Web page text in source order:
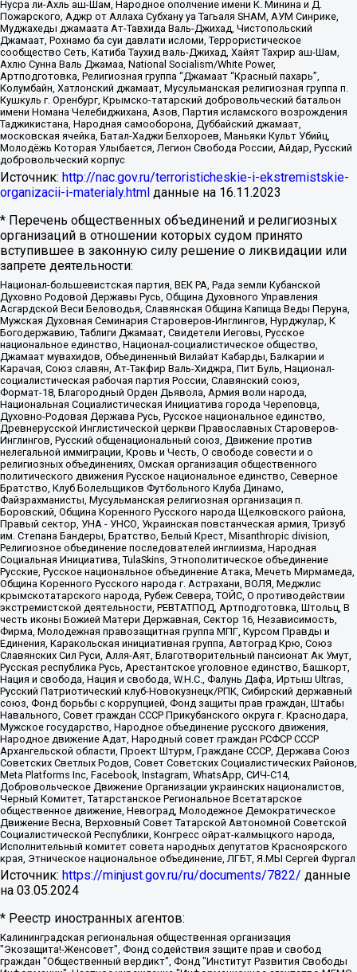
Нусра ли-Ахль аш-Шам, Народное ополчение имени К. Минина и Д.
Пожарского, Аджр от Аллаха Субхану уа Тагьаля SHAM, АУМ Синрике,
Муджахеды джамаата Ат-Тавхида Валь-Джихад, Чистопольский
Джамаат, Рохнамо ба суи давлати исломи, Террористическое
сообщество Сеть, Катиба Таухид валь-Джихад, Хайят Тахрир аш-Шам,
Ахлю Сунна Валь Джамаа, National Socialism/White Power,
Артподготовка, Религиозная группа “Джамаат “Красный пахарь”,
Колумбайн, Хатлонский джамаат, Мусульманская религиозная группа п.
Кушкуль г. Оренбург, Крымско-татарский добровольческий батальон
имени Номана Челебиджихана, Азов, Партия исламского возрождения
Таджикистана, Народная самооборона, Дуббайский джамаат,
московская ячейка, Батал-Хаджи Белхороев, Маньяки Культ Убийц,
Молодёжь Которая Улыбается, Легион Свобода России, Айдар, Русский
добровольческий корпус
Источник: http://nac.gov.ru/terroristicheskie-i-ekstremistskie-
organizacii-i-materialy.html данные на 16.11.2023
* Перечень общественных объединений и религиозных
организаций в отношении которых судом принято
вступившее в законную силу решение о ликвидации или
запрете деятельности:
Национал-большевистская партия, ВЕК РА, Рада земли Кубанской
Духовно Родовой Державы Русь, Община Духовного Управления
Асгардской Веси Беловодья, Славянская Община Капища Веды Перуна,
Мужская Духовная Семинария Староверов-Инглингов, Нурджулар, К
Богодержавию, Таблиги Джамаат, Свидетели Иеговы, Русское
национальное единство, Национал-социалистическое общество,
Джамаат мувахидов, Объединенный Вилайат Кабарды, Балкарии и
Карачая, Союз славян, Ат-Такфир Валь-Хиджра, Пит Буль, Национал-
социалистическая рабочая партия России, Славянский союз,
Формат-18, Благородный Орден Дьявола, Армия воли народа,
Национальная Социалистическая Инициатива города Череповца,
Духовно-Родовая Держава Русь, Русское национальное единство,
Древнерусской Инглистической церкви Православных Староверов-
Инглингов, Русский общенациональный союз, Движение против
нелегальной иммиграции, Кровь и Честь, О свободе совести и о
религиозных объединениях, Омская организация общественного
политического движения Русское национальное единство, Северное
Братство, Клуб Болельщиков Футбольного Клуба Динамо,
Файзрахманисты, Мусульманская религиозная организация п.
Боровский, Община Коренного Русского народа Щелковского района,
Правый сектор, УНА - УНСО, Украинская повстанческая армия, Тризуб
им. Степана Бандеры, Братство, Белый Крест, Misanthropic division,
Религиозное объединение последователей инглиизма, Народная
Социальная Инициатива, TulaSkins, Этнополитическое объединение
Русские, Русское национальное объединение Атака, Мечеть Мирмамеда,
Община Коренного Русского народа г. Астрахани, ВОЛЯ, Меджлис
крымскотатарского народа, Рубеж Севера, ТОЙС, О противодействии
экстремистской деятельности, РЕВТАТПОД, Артподготовка, Штольц, В
честь иконы Божией Матери Державная, Сектор 16, Независимость,
Фирма, Молодежная правозащитная группа МПГ, Курсом Правды и
Единения, Каракольская инициативная группа, Автоград Крю, Союз
Славянских Сил Руси, Алля-Аят, Благотворительный пансионат Ак Умут,
Русская республика Русь, Арестантское уголовное единство, Башкорт,
Нация и свобода, Нация и свобода, W.H.С., Фалунь Дафа, Иртыш Ultras,
Русский Патриотический клуб-Новокузнецк/РПК, Сибирский державный
союз, Фонд борьбы с коррупцией, Фонд защиты прав граждан, Штабы
Навального, Совет граждан СССР Прикубанского округа г. Краснодара,
Мужское государство, Народное объединение русского движения,
Народное движение Адат, Народный совет граждан РСФСР СССР
Архангельской области, Проект Штурм, Граждане СССР, Держава Союз
Советских Светлых Родов, Совет Советских Социалистических Районов,
Meta Platforms Inc, Facebook, Instagram, WhatsApp, СИЧ-С14,
Добровольческое Движение Организации украинских националистов,
Черный Комитет, Татарстанское Региональное Всетатарское
общественное движение, Невоград, Молодежное Демократическое
Движение Весна, Верховный Совет Татарской Автономной Советской
Социалистической Республики, Конгресс ойрат-калмыцкого народа,
Исполнительный комитет совета народных депутатов Красноярского
края, Этническое национальное объединение, ЛГБТ, Я.МЫ Сергей Фургал
Источник: https://minjust.gov.ru/ru/documents/7822/ данные
на 03.05.2024
* Реестр иностранных агентов:
Калининградская региональная общественная организация "Экозащита!-Женсовет", Фонд содействия защите прав и свобод граждан "Общественный вердикт", Фонд "Институт Развития Свободы Информации", Частное учреждение "Информационное агентство МЕМО. РУ", Региональная общественная организация "Общественная комиссия по сохранению наследия академика Сахарова", Фонд поддержки свободы прессы, Санкт-Петербургская общественная правозащитная организация "Гражданский контроль", Межрегиональная общественная организация "Информационно-просветительский центр "Мемориал", Региональный Фонд "Центр Защиты Прав Средств Массовой Информации", с 05.12.2023 Фонд "Центр Защиты Прав Средств массовой информации", Региональная общественная благотворительная организация помощи беженцам и мигрантам "Гражданское содействие", Негосударственное образовательное учреждение дополнительного профессионального образования (повышение квалификации) специалистов "АКАДЕМИЯ ПО ПРАВАМ ЧЕЛОВЕКА", Свердловская региональная общественная организация "Сутяжник", Автономная некоммерческая организация "Центр независимых социологических исследований", Союз общественных объединений "Российский исследовательский центр по правам человека", Региональное общественное учреждение научно-информационный центр "МЕМОРИАЛ", Некоммерческая организация "Фонд защиты гласности", Автономная некоммерческая организация "Институт прав человека", Городская общественная организация "Екатеринбургское общество "МЕМОРИАЛ", Городская общественная организация "Рязанское историко-просветительское и правозащитное общество "Мемориал" (Рязанский Мемориал), Челябинский региональный орган общественной самодеятельности – женское общественное объединение "Женщины Евразии", Челябинский региональный орган общественной самодеятельности "Уральская правозащитная группа", Фонд содействия защите здоровья и социальной справедливости имени Андрея Рылькова, Автономная Некоммерческая Организация "Аналитический Центр Юрия Левады", Автономная некоммерческая организация социальной поддержки населения "Проект Апрель", Региональная общественная организация помощи женщинам и детям, находящимся в кризисной ситуации "Информационно-методический центр "Анна", Фонд содействия развитию массовых коммуникаций и правовому просвещению "Так-так-Так", Фонд содействия устойчивому развитию "Серебряная тайга", Свердловский региональный общественный фонд социальных проектов "Новое время", "Idel.Реалии", Кавказ.Реалии, Крым.Реалии, Телеканал Настоящее Время, Татаро-башкирская служба Радио Свобода (Azatliq Radiosi), Радио Свободная Европа/Радио Свобода (PCE/PC), "Сибирь.Реалии", "Фактограф", Благотворительный фонд помощи осужденным и их семьям, Автономная некоммерческая организация "Институт глобализации и социальных движений", Фонд "В защиту прав заключенных", Частное учреждение "Центр поддержки и содействия развитию средств массовой информации", Пензенский региональный общественный благотворительный фонд "Гражданский союз", "Север.Реалии", Некоммерческая организация Фонд "Правовая инициатива", Общество с ограниченной ответственностью "Радио Свободная Европа/Радио Свобода", Чешское информационное агентство "MEDIUM-ORIENT", Красноярская региональная общественная организация "Мы против СПИДа", Камалягин Денис Николаевич, Маркелов Сергей Евгеньевич, Пономарев Лев Александрович, Савицкая Людмила Алексеевна, Автономная некоммерческая организация "Центр по работе с проблемой насилия "НАСИЛИЮ.НЕТ", Межрегиональный профессиональный союз работников здравоохранения "Альянс врачей", Юридическое лицо, зарегистрированное в Латвийской Республике, SIA "Medusa Project" (регистрационный номер 40103797863, дата регистрации 10.06.2014), Некоммерческая организация "Фонд по борьбе с коррупцией", Автономная некоммерческая организация "Институт права и публичной политики", Баданин Роман Сергеевич, Гликин Максим Александрович, Железнова Мария Михайловна, Лукьянова Юлия Сергеевна, Маетная Елизавета Витальевна, Маняхин Петр Борисович, Чуракова Ольга Владимировна, Ярош Юлия Петровна, Юридическое лицо "The Insider SIA", зарегистрированное в Риге, Латвийская Республика (дата регистрации 26.06.2015), являющееся администратором доменного имени интернет-издания "The Insider SIA", https://theins.ru, Постернак Алексей Евгеньевич, Рубин Михаил Аркадьевич, Анин Роман Александрович, Юридическое лицо Istories fonds, зарегистрированное в Латвийской Республике (регистрационный номер 50008295751, дата регистрации 24.02.2020), Великовский Дмитрий Александрович, Долинина Ирина Николаевна, Мароховская Алеся Алексеевна, Шлейнов Роман Юрьевич, Шмагун Олеся Валентиновна, Общество с ограниченной ответственностью "Альтаир 2021", Общество с ограниченной ответственностью "Вега 2021", Общество с ограниченной ответственностью "Главный редактор 2021", Общество с ограниченной ответственностью "Ромашки монолит", Важенков Артем Валерьевич, Ивановская областная общественная организация "Центр гендерных исследований", Гурман Юрий Альбертович, Медиапроект "ОВД-Инфо", Егоров Владимир Владимирович, Жилинский Владимир Александрович, Общество с ограниченной ответственностью "ЗП", Иванова София Юрьевна, Карезина Инна Павловна, Кильтау Екатерина Викторовна, Петров Алексей Викторович, Пискунов Сергей Евгеньевич, Смирнов Сергей Сергеевич, Тихонов Михаил Сергеевич, Общество с ограниченной ответственностью "ЖУРНАЛИСТ-ИНОСТРАННЫЙ АГЕНТ", Арапова Галина Юрьевна, Вольтская Татьяна Анатольевна, Американская компания "Mason G.E.S. Anonymous Foundation" (США), являющаяся владельцем интернет-издания https://mnews.world/, Компания "Stichting Bellingcat", зарегистрированная в Нидерландах (дата регистрации 11.07.2018), Захаров Андрей Вячеславович, Клепиковская Екатерина Дмитриевна, Общество с ограниченной ответственностью "МЕМО", Перл Роман Александрович, Симонов Евгений Алексеевич, Соловьева Елена Анатольевна, Сотников Даниил Владимирович, Сурначева Елизавета Дмитриевна, Автономная некоммерческая организация по защите прав человека и информированию населения "Якутия – Наше Мнение", Общество с ограниченной ответственностью "Москоу диджитал медиа", с 26.01.2023 Общество с ограниченной ответственностью "Чайка Белые сады", Ветошкина Валерия Валерьевна, Заговора Максим Александрович, Межрегиональное общественное движение "Российская ЛГБТ - сеть", Оленичев Максим Владимирович, Павлов Иван Юрьевич, Скворцова Елена Сергеевна, Общество с ограниченной ответственностью "Как бы инагент", Кочетков Игорь Викторович, Общество с ограниченной ответственностью "Честные выборы", Еланчик Олег Александрович, Общество с ограниченной ответственностью "Нобелевский призыв", Гималова Регина Эмилевна, Григорьев Андрей Валерьевич, Григорьева Алина Александровна, Ассоциация по содействию защите прав призывников, альтернативнослужащих и военнослужащих "Правозащитная группа "Гражданин.Армия.Право", Хисамова Регина Фаритовна, Автономная некоммерческая организация по реализации социально-правовых программ "Лилит", Дальневосточное общественное движение "Маяк", Санкт-Петербургская ЛГБТ-инициативная группа "Выход", Инициативная группа ЛГБТ+ "Реверс", Алексеев Андрей Викторович, Бекбулатова Таисия Львовна, Беляев Иван Михайлович, Владыкина Елена Сергеевна, Гельман Марат Александрович, Никульшина Вероника Юрьевна, Толоконникова Надежда Андреевна, Шендерович Виктор Анатольевич, Общество с ограниченной ответственностью "Данное сообщение", Общество с ограниченной ответственностью Издательский дом "Новая глава", Айнбиндер Александра Александровна, Московский комьюнити-центр для ЛГБТ+инициатив, Благотворительный фонд развития филантропии, Deutsche Welle (Германия, Kurt-Schumacher-Strasse 3, 53113 Bonn), Борзунова Мария Михайловна, Воробьев Виктор Викторович, Голубева Анна Львовна, Константинова Алла Михайловна, Малкова Ирина Владимировна, Мурадов Мурад Абдулгалимович, Осетинская Елизавета Николаевна, Понасенков Евгений Николаевич, Ганапольский Матвей Юрьевич, Киселев Евгений Алексеевич, Борухович Ирина Григорьевна, Дремин Иван Тимофеевич, Дубровский Дмитрий Викторович, Красноярская региональная общественная организация поддержки и развития альтернативных образовательных технологий и межкультурных коммуникаций "ИНТЕРРА", Маяковская Екатерина Алексеевна, Фейгин Марк Захарович, Филимонов Андрей Викторович, Дзугкоева Регина Николаевна, Доброхотов Роман Александрович, Дудь Юрий Александрович, Елкин Сергей Владимирович, Кругликов Кирилл Игоревич, Сабунаева Мария Леонидовна, Семенов Алексей Владимирович, Шаинян Карен Багратович, Шульман Екатерина Михайловна, Асафьев Артур Валерьевич, Вахштайн Виктор Семенович, Венедиктов Алексей Алексеевич, Лушникова Екатерина Евгеньевна, Волков Леонид Михайлович, Невзоров Александр Глебович, Пархоменко Сергей Борисович, Сироткин Ярослав Николаевич, Кара-Мурза Владимир Владимирович, Баранова Наталья Владимировна, Гозман Леонид Яковлевич, Кагарлицкий Борис Юльевич, Климарев Михаил Валерьевич, Милов Владимир Станиславович, Автономная некоммерческая организация Краснодарский центр современного искусства "Типография", Моргенштерн Алишер Тагирович, Соболь Любовь Эдуардовна, Общество с ограниченной ответственностью "ЛИЗА НОРМ", Каспаров Гарри Кимович, Ходорковский Михаил Борисович, Общество с ограниченной ответственностью "Апрельские тезисы", Данилович Ирина Брониславовна, Кашин Олег Владимирович, Петров Николай Владимирович, Пивоваров Алексей Владимирович, Соколов Михаил Владимирович, Цветкова Юлия Владимировна, Чичваркин Евгений Александрович, Комитет против пыток/Команда против пыток, Общество с ограниченной ответственностью "Первый научный", Общество с ограниченной ответственностью "Вертолет и ко", Белоцерковская Вероника Борисовна, Кац Максим Евгеньевич, Лазарева Татьяна Юрьевна, Шаведдинов Руслан Табризович, Яшин Илья Валерьевич, Общество с ограниченной ответственностью "Иноагент ААВ", Алешковский Дмитрий Петрович, Альбац Евгения Марковна, Быков Дмитрий Львович, Галямина Юлия Евгеньевна, Лойко Сергей Леонидович, Мартынов Кирилл Константинович, Медведев Сергей Александрович, Крашенинников Федор Геннадиевич, Гордеева Катерина Вл